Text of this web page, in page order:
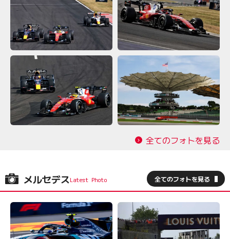
全てのフォトを見る
メルセデス 全てのフォトを見る